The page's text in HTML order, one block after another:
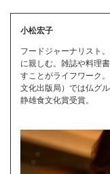
小松宏子
フードジャーナリスト
に親しむ。雑誌や料理
すことがライフワーク
文化出版局）では仏グ
静雄食文化賞受賞。